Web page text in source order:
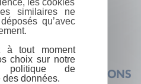
FOIRE AUX QUESTIONS
similaires ne
qu’avec
à tout moment
choix sur notre
de
données.